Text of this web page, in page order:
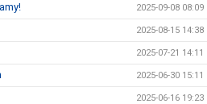
2025-09-08 08:09
2025-08-15 14:38
2025-07-21 14:11
2025-06-30 15:11
2025-06-16 19:23